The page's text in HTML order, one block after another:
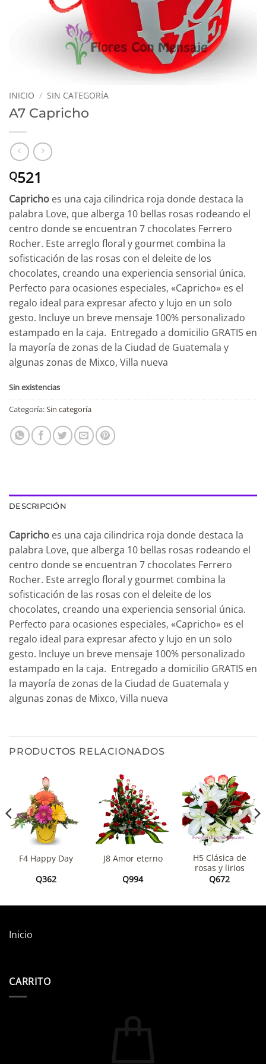
INICIO / SIN CATEGORÍA
A7 Capricho
Q521
Capricho es una caja cilindrica roja donde destaca la
palabra Love, que alberga 10 bellas rosas rodeando el
centro donde se encuentran 7 chocolates Ferrero
Rocher. Este arreglo floral y gourmet combina la
sofisticación de las rosas con el deleite de los
chocolates, creando una experiencia sensorial única.
Perfecto para ocasiones especiales, «Capricho» es el
regalo ideal para expresar afecto y lujo en un solo
gesto. Incluye un breve mensaje 100% personalizado
estampado en la caja. Entregado a domicilio GRATIS en
la mayoría de zonas de la Ciudad de Guatemala y
algunas zonas de Mixco, Villa nueva
Sin existencias
Categoría:Sin categoría
DESCRIPCIÓN
Capricho es una caja cilindrica roja donde destaca la
palabra Love, que alberga 10 bellas rosas rodeando el
centro donde se encuentran 7 chocolates Ferrero
Rocher. Este arreglo floral y gourmet combina la
sofisticación de las rosas con el deleite de los
chocolates, creando una experiencia sensorial única.
Perfecto para ocasiones especiales, «Capricho» es el
regalo ideal para expresar afecto y lujo en un solo
gesto. Incluye un breve mensaje 100% personalizado
estampado en la caja. Entregado a domicilio GRATIS en
la mayoría de zonas de la Ciudad de Guatemala y
algunas zonas de Mixco, Villa nueva
PRODUCTOS RELACIONADOS
F4 Happy Day
Q362
J8 Amor eterno
Q994
H5 Clásica de
rosas y lirios
Q672
Inicio
CARRITO